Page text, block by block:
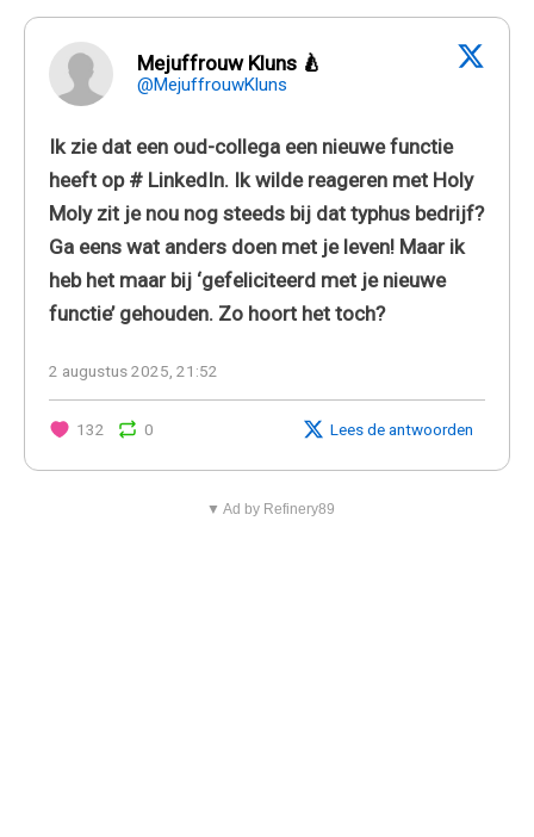
Mejuffrouw Kluns 🍐
@MejuffrouwKluns
Ik zie dat een oud-collega een nieuwe functie
heeft op # LinkedIn. Ik wilde reageren met Holy
Moly zit je nou nog steeds bij dat typhus bedrijf?
Ga eens wat anders doen met je leven! Maar ik
heb het maar bij ‘gefeliciteerd met je nieuwe
functie’ gehouden. Zo hoort het toch?
2 augustus 2025, 21:52
132 0 Lees de antwoorden
▼ Ad by Refinery89